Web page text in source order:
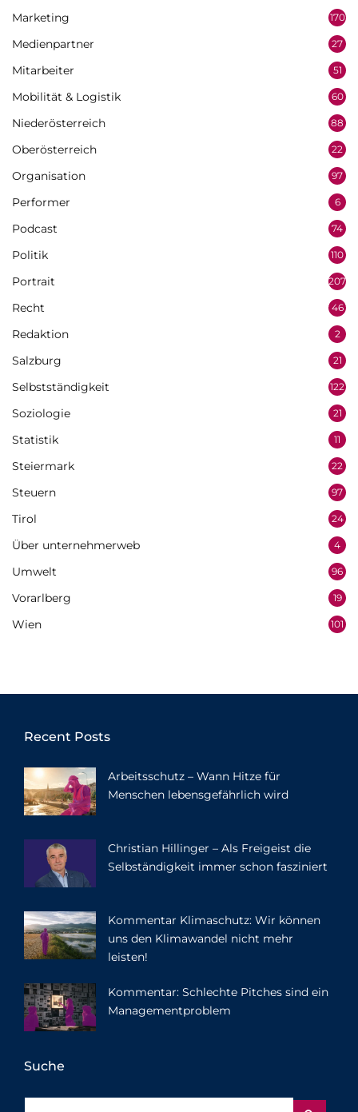
Marketing 170
Medienpartner 27
Mitarbeiter 51
Mobilität & Logistik 60
Niederösterreich 88
Oberösterreich 22
Organisation 97
Performer 6
Podcast 74
Politik 110
Portrait 207
Recht 46
Redaktion 2
Salzburg 21
Selbstständigkeit 122
Soziologie 21
Statistik 11
Steiermark 22
Steuern 97
Tirol 24
Über unternehmerweb 4
Umwelt 96
Vorarlberg 19
Wien 101
Recent Posts
Arbeitsschutz – Wann Hitze für
Menschen lebensgefährlich wird
Christian Hillinger – Als Freigeist die
Selbständigkeit immer schon fasziniert
Kommentar Klimaschutz: Wir können
uns den Klimawandel nicht mehr
leisten!
Kommentar: Schlechte Pitches sind ein
Managementproblem
Suche